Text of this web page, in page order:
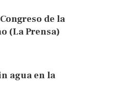
de la
(La Prensa)
agua en la